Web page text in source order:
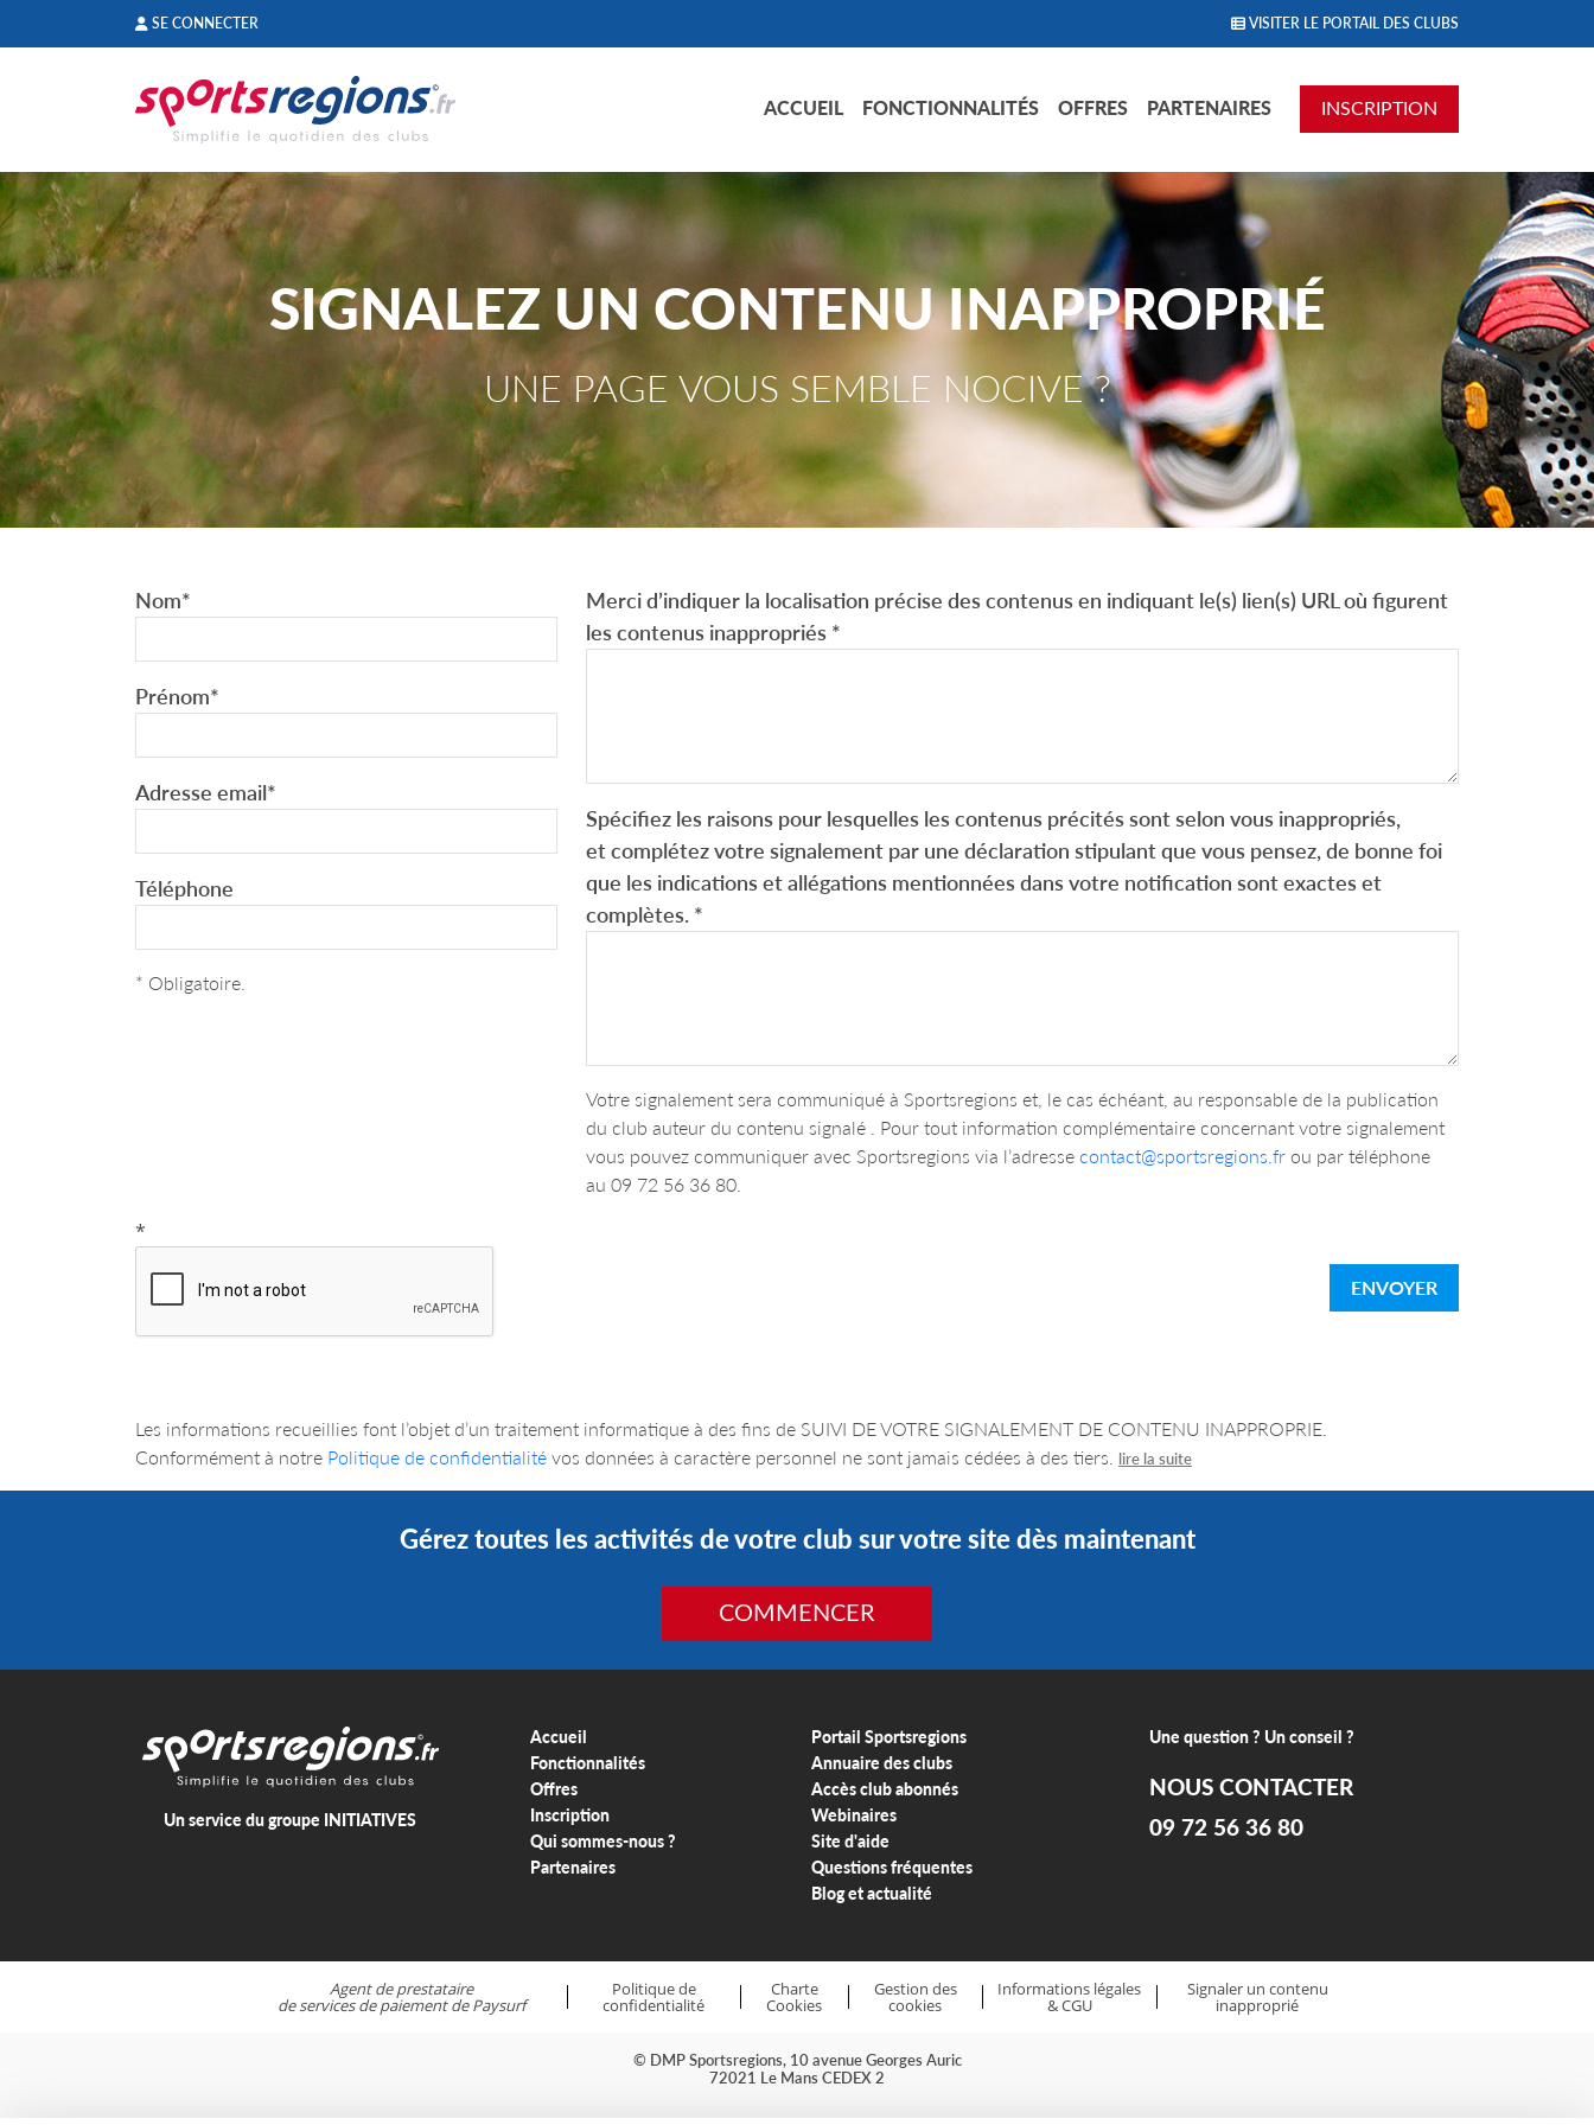
Panneau de gestion des cookies
SE CONNECTER VISITER LE PORTAIL DES CLUBS
ACCUEIL FONCTIONNALITÉS OFFRES PARTENAIRES INSCRIPTION
SIGNALEZ UN CONTENU INAPPROPRIÉ
UNE PAGE VOUS SEMBLE NOCIVE ?
Nom*
Prénom*
Adresse email*
Téléphone
* Obligatoire.
Merci d’indiquer la localisation précise des contenus en indiquant le(s) lien(s) URL où figurent
les contenus inappropriés *
Spécifiez les raisons pour lesquelles les contenus précités sont selon vous inappropriés,
et complétez votre signalement par une déclaration stipulant que vous pensez, de bonne foi
que les indications et allégations mentionnées dans votre notification sont exactes et
complètes. *
Votre signalement sera communiqué à Sportsregions et, le cas échéant, au responsable de la publication
du club auteur du contenu signalé . Pour tout information complémentaire concernant votre signalement
vous pouvez communiquer avec Sportsregions via l’adresse contact@sportsregions.fr ou par téléphone
au 09 72 56 36 80.
*
ENVOYER
Les informations recueillies font l’objet d’un traitement informatique à des fins de SUIVI DE VOTRE SIGNALEMENT DE CONTENU INAPPROPRIE.
Conformément à notre Politique de confidentialité vos données à caractère personnel ne sont jamais cédées à des tiers. lire la suite
Gérez toutes les activités de votre club sur votre site dès maintenant
COMMENCER
Un service du groupe INITIATIVES
Accueil
Fonctionnalités
Offres
Inscription
Qui sommes-nous ?
Partenaires
Portail Sportsregions
Annuaire des clubs
Accès club abonnés
Webinaires
Site d'aide
Questions fréquentes
Blog et actualité
Une question ? Un conseil ?
NOUS CONTACTER
09 72 56 36 80
Agent de prestataire
de services de paiement dePaysurf
Politique de
confidentialité
Charte
Cookies
Gestion des
cookies
Informations légales
& CGU
Signaler un contenu
inapproprié
© DMP Sportsregions, 10 avenue Georges Auric
72021 Le Mans CEDEX 2